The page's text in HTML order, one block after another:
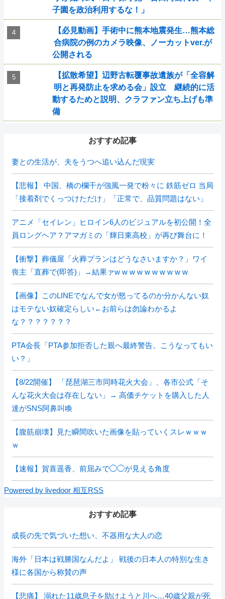
子園を政治利用するな！」
【必見動画】手術中に熊本地震発生…熊本総
合病院の例のカメラ映像、ノーカットver.が
公開される
【拡散希望】辺野古転覆事故遺族が「全容解
明と再発防止を求める会」設立 継続的に活
動するためと説明、クラファン立ち上げも準
備
おすすめ記事
妻との生活が、夫をうつへ追い込んだ現実
【悲報】 中国、橋の欄干が強風一発で粉々に 鉄筋ゼロ 当局
「接着剤でくっつけただけ」「正常で、品質問題はない」
アニメ「セイレン」ヒロイン6人のビジュアルを初公開！全
員ロングヘア？アマガミの「輝日東高校」が再び舞台に！
【衝撃】葬儀屋「火葬プランはどうなさいますか？」ワイ
喪主「直葬で(即答)」→結果ァw w w w w w w w w w
【画像】このLINEでなんで女が怒ってるのか分かんない奴
はモテない奴確定らしい←お前らは勿論わかるよ
な？？？？？？？
PTA会長「PTA参加拒否した親へ最終警告。こうなってもい
い？」
【8/22開催】 「琵琶湖三市同時花火大会」、各市公式「そ
んな花火大会は存在しない」→ 高価チケットを購入した人
達がSNS阿鼻叫喚
【腹筋崩壊】見た瞬間吹いた画像を貼っていくスレｗｗｗ
ｗ
【速報】賀喜遥香、前屈みで◯◯が見える角度
Powered by livedoor 相互RSS
おすすめ記事
成長の先で気づいた想い、不器用な大人の恋
海外「日本は戦勝国なんだよ」 戦後の日本人の特別な生き
様に各国から称賛の声
【悲痛】 溺れた11歳息子を助けようと川へ…40歳父親が死